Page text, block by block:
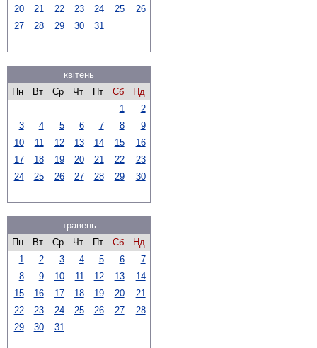
20 21 22 23 24 25
26
27
28 29 30 31
квітень
Пн
Вт Ср Чт Пт Сб
Нд
1
2
3
4 5 6 7 8
9
10
11 12 13 14 15
16
17
18 19 20 21 22
23
24
25 26 27 28 29 30
травень
Пн
Вт Ср Чт Пт Сб
Нд
1
2 3 4 5 6
7
8
9 10 11 12 13
14
15
16 17 18 19 20
21
22
23 24 25 26 27
28
29
30 31